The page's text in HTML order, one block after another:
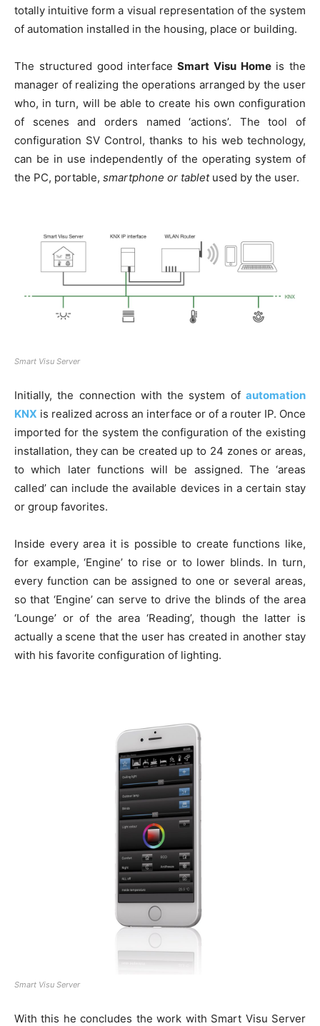
totally intuitive form a visual representation of the system
of automation installed in the housing, place or building.
The structured good interface Smart Visu Homeis the
manager of realizing the operations arranged by the user
who, in turn, will be able to create his own configuration
of scenes and orders named ‘actions’. The tool of
configuration SV Control, thanks to his web technology,
can be in use independently of the operating system of
the PC, portable, smartphone or tabletused by the user.
Smart Visu Server
Initially, the connection with the system of automation
KNX is realized across an interface or of a router IP. Once
imported for the system the configuration of the existing
installation, they can be created up to 24 zones or areas,
to which later functions will be assigned. The ‘areas
called’ can include the available devices in a certain stay
or group favorites.
Inside every area it is possible to create functions like,
for example, ‘Engine’ to rise or to lower blinds. In turn,
every function can be assigned to one or several areas,
so that ‘Engine’ can serve to drive the blinds of the area
‘Lounge’ or of the area ‘Reading’, though the latter is
actually a scene that the user has created in another stay
with his favorite configuration of lighting.
Smart Visu Server
With this he concludes the work with Smart Visu Server